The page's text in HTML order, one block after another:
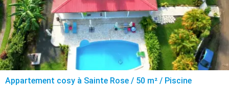
Appartement cosy à Sainte Rose / 50 m² / Piscine